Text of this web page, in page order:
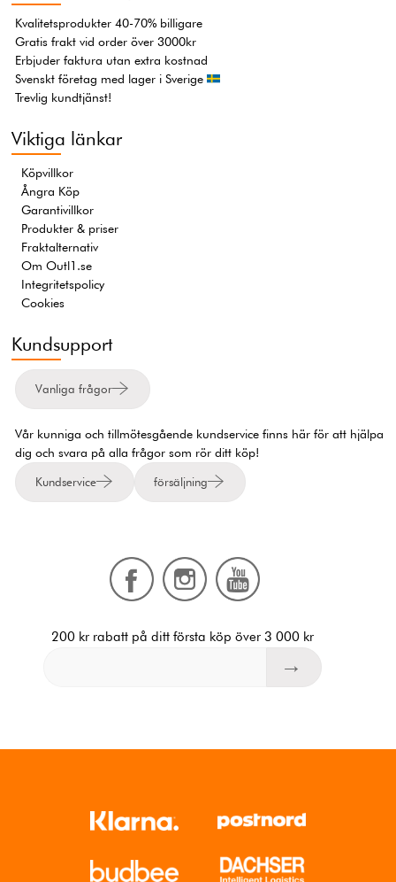
Kvalitetsprodukter 40-70% billigare
Gratis frakt vid order över 3000kr
Erbjuder faktura utan extra kostnad
Svenskt företag med lager i Sverige
Trevlig kundtjänst!
Viktiga länkar
Köpvillkor
Ångra Köp
Garantivillkor
Produkter & priser
Fraktalternativ
Om Outl1.se
Integritetspolicy
Cookies
Kundsupport
Vanliga frågor
Vår kunniga och tillmötesgående kundservice finns här för att hjälpa
dig och svara på alla frågor som rör ditt köp!
Kundservice försäljning
200 kr rabatt på ditt första köp över 3 000 kr